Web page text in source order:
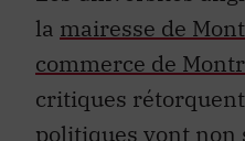
la
mairesse de
commerce de
critiques
politiques vont